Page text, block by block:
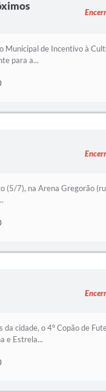
Municipal de Incentivo à
para a...
(5/7), na Arena Gregorão
cidade, o 4º Copão de
e Estrela...